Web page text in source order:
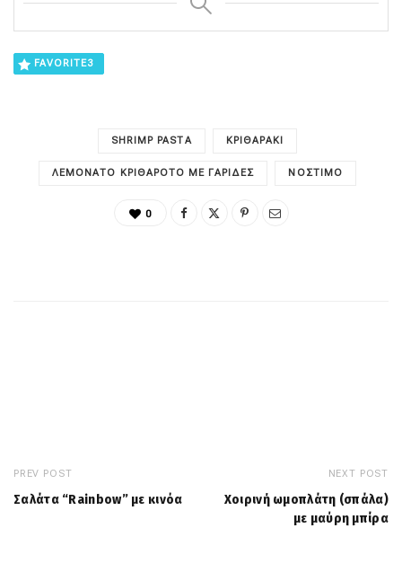
FAVORITE3
SHRIMP PASTA ΚΡΙΘΑΡΆΚΙ
ΛΕΜΟΝΆΤΟ ΚΡΙΘΑΡΌΤΟ ΜΕ ΓΑΡΊΔΕΣ ΝΌΣΤΙΜΟ
0
PREV POST
Σαλάτα “Rainbow” με κινόα
NEXT POST
Χοιρινή ωμοπλάτη (σπάλα)
με μαύρη μπίρα